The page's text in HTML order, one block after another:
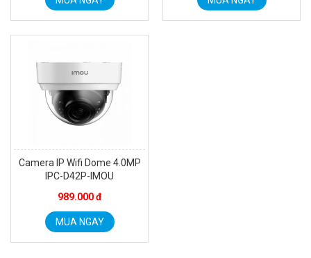
Camera IP Wifi Dome 4.0MP
IPC-D42P-IMOU
989.000 đ
MUA NGAY
1.080.000 đ
MUA NGAY
Camera WiFi quay quét ngoài trời EZVIZ H8 Pro 3K
2.060.000 đ